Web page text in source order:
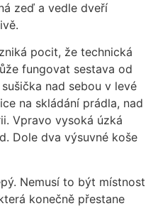
zeď a vedle dveří
pocit, že technická
fungovat sestava od
nad sebou v levé
na skládání prádla, nad
Vpravo vysoká úzká
Dole dva výsuvné koše
Nemusí to být místnost
konečně přestane